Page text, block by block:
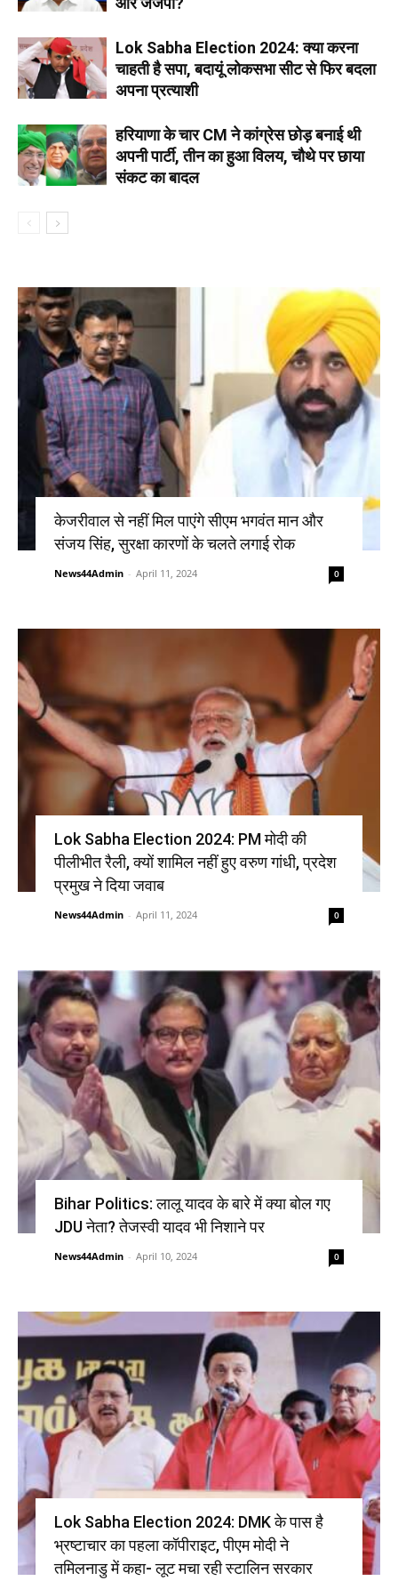
Lok Sabha Election 2024: क्या करना
चाहती है सपा, बदायूं लोकसभा सीट से फिर बदला
अपना प्रत्याशी
हरियाणा के चार CM ने कांग्रेस छोड़ बनाई थी
अपनी पार्टी, तीन का हुआ विलय, चौथे पर छाया
संकट का बादल
केजरीवाल से नहीं मिल पाएंगे सीएम भगवंत मान और
संजय सिंह, सुरक्षा कारणों के चलते लगाई रोक
News44Admin - April 11, 2024 0
Lok Sabha Election 2024: PM मोदी की
पीलीभीत रैली, क्यों शामिल नहीं हुए वरुण गांधी, प्रदेश
प्रमुख ने दिया जवाब
News44Admin - April 11, 2024 0
Bihar Politics: लालू यादव के बारे में क्या बोल गए
JDU नेता? तेजस्वी यादव भी निशाने पर
News44Admin - April 10, 2024 0
Lok Sabha Election 2024: DMK के पास है
भ्रष्टाचार का पहला कॉपीराइट, पीएम मोदी ने
तमिलनाडु में कहा- लूट मचा रही स्टालिन सरकार